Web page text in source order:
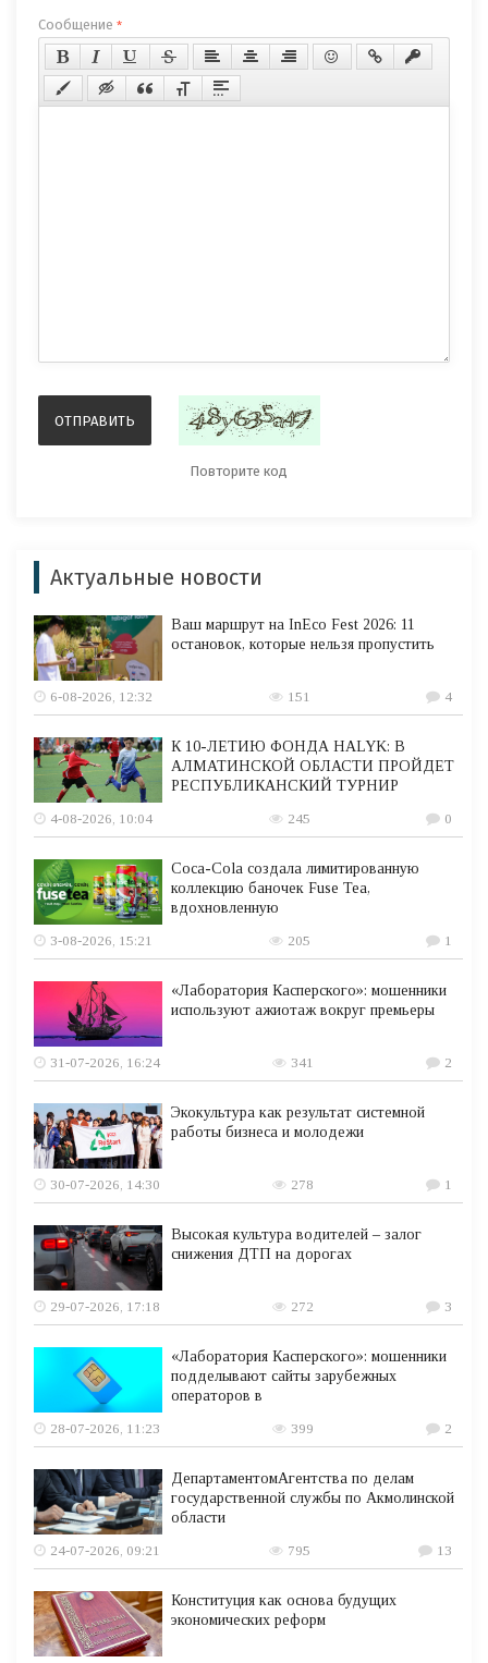
Сообщение *
Актуальные новости
Ваш маршрут на InEco Fest 2026: 11
остановок, которые нельзя пропустить
6-08-2026, 12:32 151 4
К 10-ЛЕТИЮ ФОНДА HALYK: В
АЛМАТИНСКОЙ ОБЛАСТИ ПРОЙДЕТ
РЕСПУБЛИКАНСКИЙ ТУРНИР
4-08-2026, 10:04
245 0
Coca-Cola создала лимитированную
коллекцию баночек Fuse Tea,
вдохновленную
3-08-2026, 15:21
205 1
«Лаборатория Касперского»: мошенники
используют ажиотаж вокруг премьеры
31-07-2026, 16:24 341 2
Экокультура как результат системной
работы бизнеса и молодежи
30-07-2026, 14:30 278 1
Высокая культура водителей – залог
снижения ДТП на дорогах
29-07-2026, 17:18 272 3
«Лаборатория Касперского»: мошенники
подделывают сайты зарубежных
операторов в
28-07-2026, 11:23
399 2
ДепартаментомАгентства по делам
государственной службы по Акмолинской
области
24-07-2026, 09:21
795 13
Конституция как основа будущих
экономических реформ